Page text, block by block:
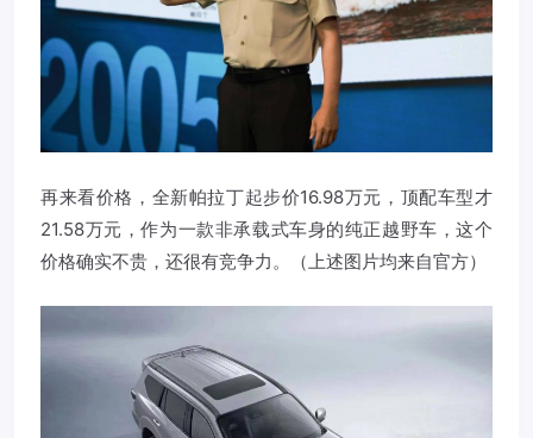
再来看价格，全新帕拉丁起步价16.98万元，顶配车型才
21.58万元，作为一款非承载式车身的纯正越野车，这个
价格确实不贵，还很有竞争力。（上述图片均来自官方）